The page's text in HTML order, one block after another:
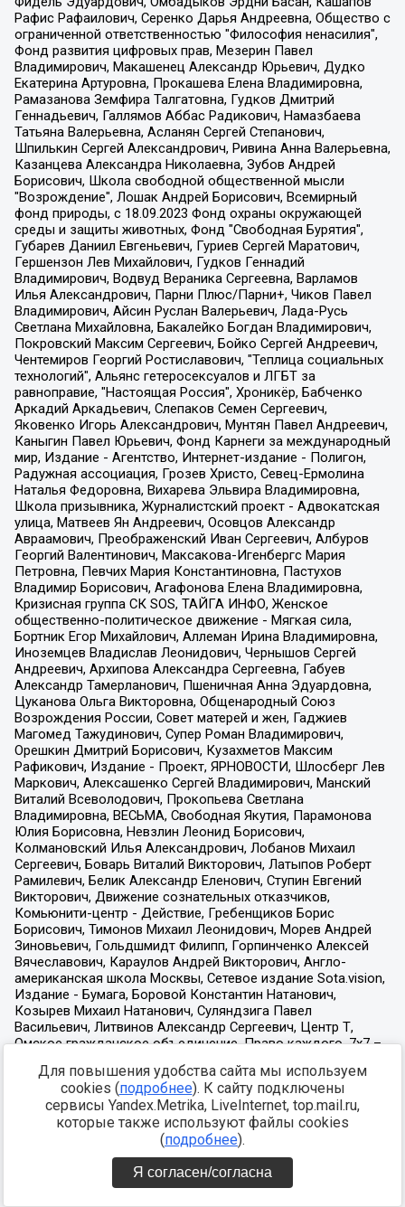
Для повышения удобства сайта мы используем
cookies (подробнее). К сайту подключены
сервисы Yandex.Metrika, LiveInternet, top.mail.ru,
которые также используют файлы cookies
(подробнее).
Я согласен/согласна